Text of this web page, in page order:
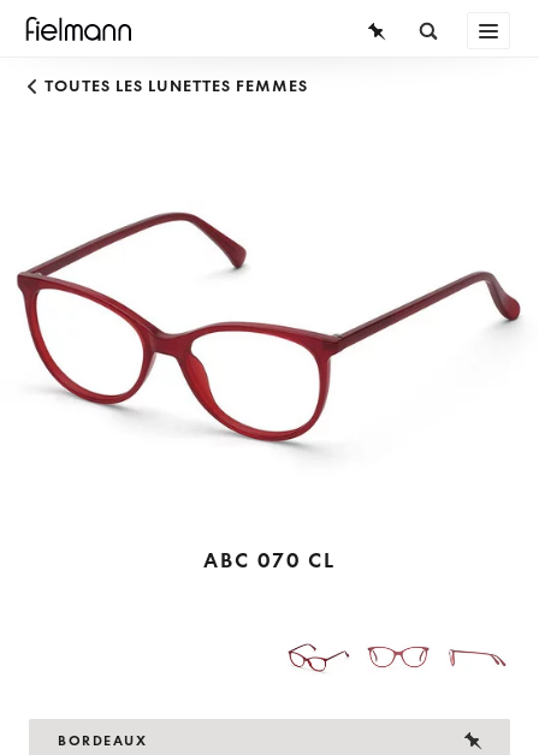
LUNETTES
CONNAISSANCES
SERVICE
TOUTES LES LUNETTES FEMMES
ABC 070 CL
BORDEAUX